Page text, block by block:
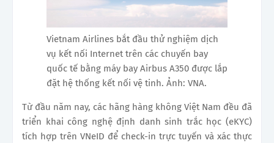
Vietnam Airlines bắt đầu thử nghiệm dịch
vụ kết nối Internet trên các chuyến bay
quốc tế bằng máy bay Airbus A350 được lắp
đặt hệ thống kết nối vệ tinh. Ảnh: VNA.
Từ đầu năm nay, các hãng hàng không Việt Nam đều đã
triển khai công nghệ định danh sinh trắc học (eKYC)
tích hợp trên VNeID để check-in trực tuyến và xác thực